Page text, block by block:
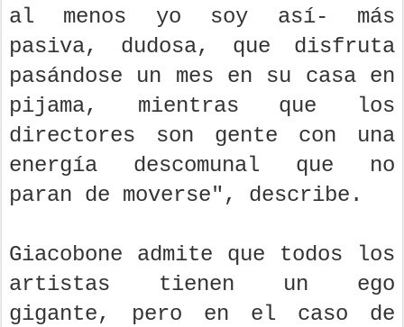
al menos yo soy así- más
pasiva, dudosa, que disfruta
pasándose un mes en su casa en
pijama, mientras que los
directores son gente con una
energía descomunal que no
paran de moverse", describe.
Giacobone admite que todos los
artistas tienen un ego
gigante, pero en el caso de